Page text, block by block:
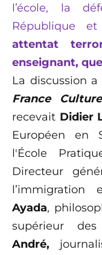
l’école, la
République
attentat
enseignant,
La discussion
France Culture
recevait Didier
Européen en
l'École
Directeur
l’immigration
Ayada,
supérieur
André,